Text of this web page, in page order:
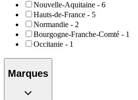
Nouvelle-Aquitaine - 6
Hauts-de-France - 5
Normandie - 2
Bourgogne-Franche-Comté - 1
Occitanie - 1
Marques